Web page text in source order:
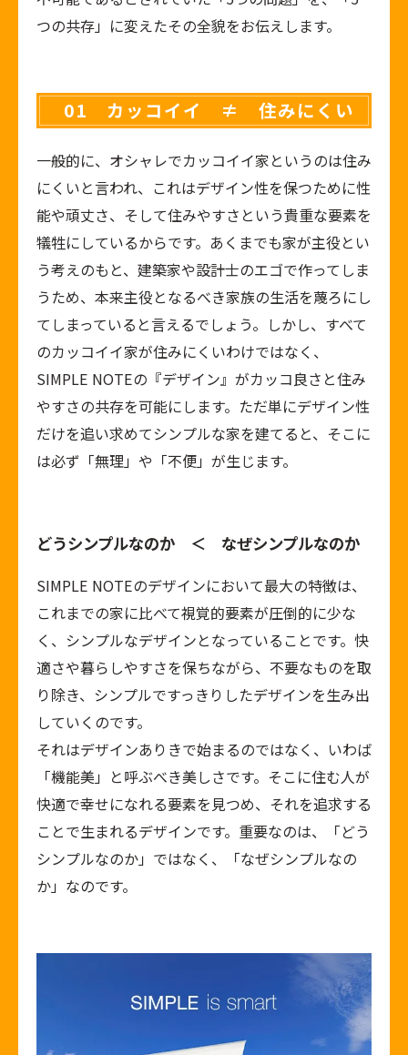
つの共存」に変えたその全貌をお伝えします。
01 カッコイイ ≠ 住みにくい
一般的に、オシャレでカッコイイ家というのは住み
にくいと言われ、これはデザイン性を保つために性
能や頑丈さ、そして住みやすさという貴重な要素を
犠牲にしているからです。あくまでも家が主役とい
う考えのもと、建築家や設計士のエゴで作ってしま
うため、本来主役となるべき家族の生活を蔑ろにし
てしまっていると言えるでしょう。しかし、すべて
のカッコイイ家が住みにくいわけではなく、
SIMPLE NOTEの『デザイン』がカッコ良さと住み
やすさの共存を可能にします。ただ単にデザイン性
だけを追い求めてシンプルな家を建てると、そこに
は必ず「無理」や「不便」が生じます。
どうシンプルなのか ＜ なぜシンプルなのか
SIMPLE NOTEのデザインにおいて最大の特徴は、
これまでの家に比べて視覚的要素が圧倒的に少な
く、シンプルなデザインとなっていることです。快
適さや暮らしやすさを保ちながら、不要なものを取
り除き、シンプルですっきりしたデザインを生み出
していくのです。
それはデザインありきで始まるのではなく、いわば
「機能美」と呼ぶべき美しさです。そこに住む人が
快適で幸せになれる要素を見つめ、それを追求する
ことで生まれるデザインです。重要なのは、「どう
シンプルなのか」ではなく、「なぜシンプルなの
か」なのです。